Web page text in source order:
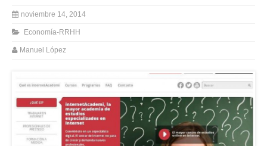
noviembre 14, 2014
Economía-RRHH
Manuel López